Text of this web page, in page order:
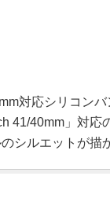
対応シリコン
41/40mm」対
シルエットが描